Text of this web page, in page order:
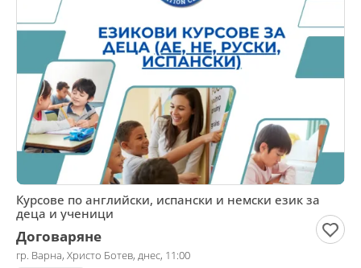
Курсове по английски, испански и немски език за
деца и ученици
Договаряне
гр. Варна, Христо Ботев, днес, 11:00